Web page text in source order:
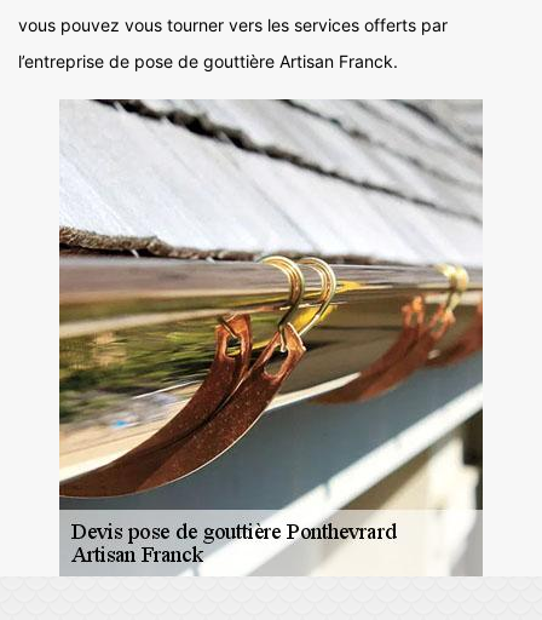
vous pouvez vous tourner vers les services offerts par
l’entreprise de pose de gouttière Artisan Franck.